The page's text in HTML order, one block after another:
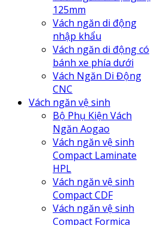
125mm
Vách ngăn di động
nhập khẩu
Vách ngăn di động có
bánh xe phía dưới
Vách Ngăn Di Động
CNC
Vách ngăn vệ sinh
Bộ Phụ Kiện Vách
Ngăn Aogao
Vách ngăn vệ sinh
Compact Laminate
HPL
Vách ngăn vệ sinh
Compact CDF
Vách ngăn vệ sinh
Compact Formica